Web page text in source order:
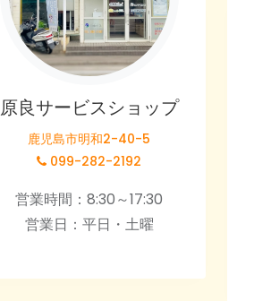
原良サービスショップ
鹿児島市明和2-40-5
099-282-2192
営業時間：8:30～17:30
営業日：平日・土曜